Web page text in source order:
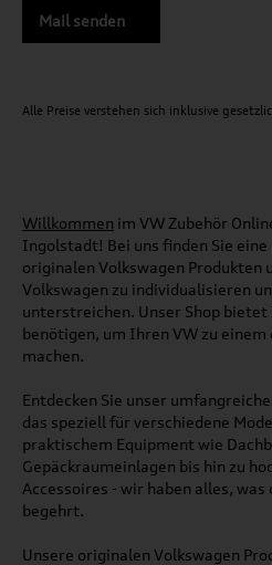
Mail senden
Alle Preise verstehen sich inklusive
Willkommen im VW Zubehör
Ingolstadt! Bei uns finden Sie
originalen Volkswagen Produkten
Volkswagen zu individualisieren
unterstreichen. Unser Shop bietet
benötigen, um Ihren VW zu
machen.
Entdecken Sie unser
das speziell für verschiedene
praktischem Equipment wie
Gepäckraumeinlagen bis hin zu
Accessoires - wir haben alles, was
begehrt.
Unsere originalen Volkswagen